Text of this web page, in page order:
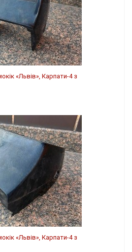
«Львів», Карпати-4 з
«Львів», Карпати-4 з